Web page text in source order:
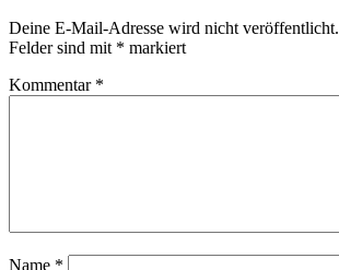
Deine E-Mail-Adresse wird nicht veröffentlicht.
Felder sind mit * markiert
Kommentar *
Name *